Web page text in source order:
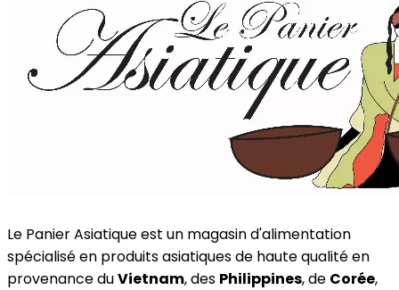
Le Panier Asiatique est un magasin d'alimentation
spécialisé en produits asiatiques de haute qualité en
provenance duVietnam, des Philippines, de Corée,